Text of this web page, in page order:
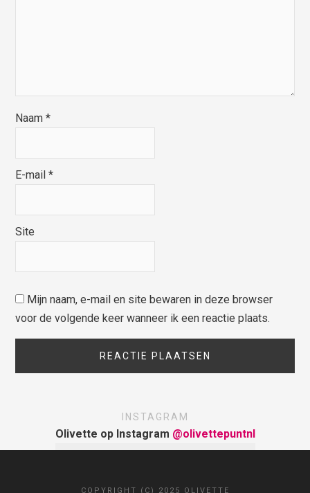
Naam*
E-mail*
Site
Mijn naam, e-mail en site bewaren in deze browser
voor de volgende keer wanneer ik een reactie plaats.
INSTAGRAM
Olivette op Instagram @olivettepuntnl
COPYRIGHT (C) 2025 OLIVETTE